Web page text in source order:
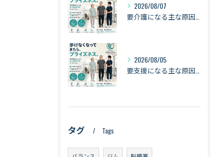
2026/08/07
要介護になる主な原因は「認知症・骨折・転倒・衰弱」｜健康寿命を守るために身体を動かし続ける理由【札幌・琴似】
2026/08/05
要支援になる主な原因は「衰弱・関節疾患・骨折・転倒」｜健康寿命を守るために知っておきたい身体のサイン【札幌・琴似】
タグ Tags